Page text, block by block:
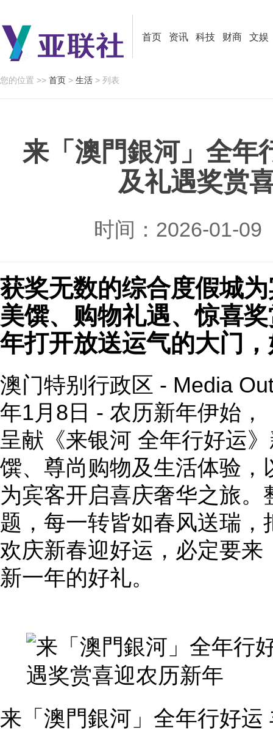
首页 资讯 科技 财商 文娱
您的位置 >> 首页 > 生活 > 列表
来「澳門銀河」全年
及礼遇奖赏
时间：2026-01-
获奖无数的综合度假城
美馔、购物礼遇、惊喜
年打开放送运气的大门
澳门特别行政区 - Media
年1月8日 - 农历新年伊始
呈献《来银河 全年行好运
馔、尊尚购物及生活体验
为宾客开启喜庆奢华之旅
题，每一转皆如春风送瑞
欢庆新春迎好运，必定要
新一年的好礼。
来「澳門銀河」全年行好